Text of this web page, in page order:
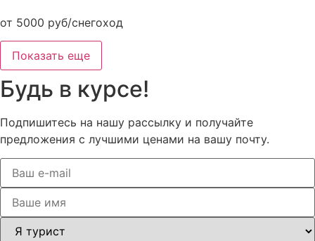
от 5000 руб/снегоход
Показать еще
Будь в курсе!
Подпишитесь на нашу рассылку и получайте
предложения с лучшими ценами на вашу почту.